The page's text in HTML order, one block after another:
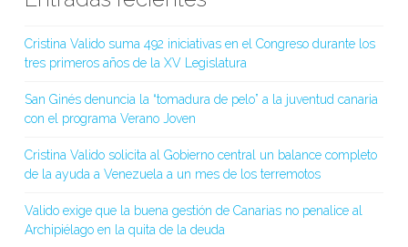
Cristina Valido suma 492 iniciativas en el Congreso durante los
tres primeros años de la XV Legislatura
San Ginés denuncia la “tomadura de pelo” a la juventud canaria
con el programa Verano Joven
Cristina Valido solicita al Gobierno central un balance completo
de la ayuda a Venezuela a un mes de los terremotos
Valido exige que la buena gestión de Canarias no penalice al
Archipiélago en la quita de la deuda